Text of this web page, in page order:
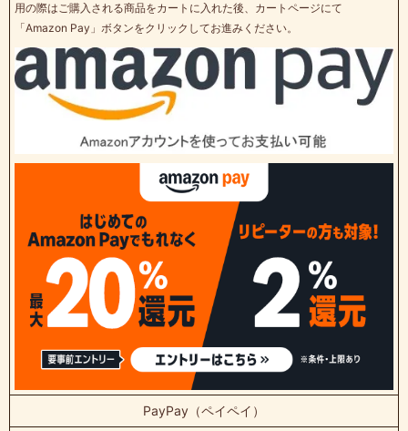
用の際はご購入される商品をカートに入れた後、カートページにて
「Amazon Pay」ボタンをクリックしてお進みください。
PayPay（ペイペイ）